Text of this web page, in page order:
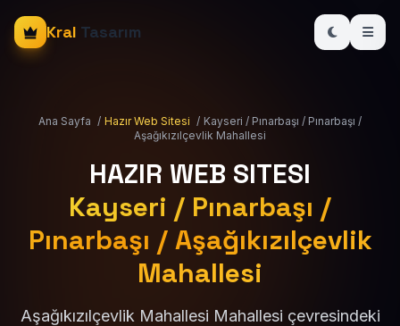
Kral Tasarım
Ana Sayfa / Hazır Web Sitesi / Kayseri / Pınarbaşı / Pınarbaşı /
Aşağıkızılçevlik Mahallesi
HAZIR WEB SITESI
Kayseri / Pınarbaşı /
Pınarbaşı / Aşağıkızılçevlik
Mahallesi
Aşağıkızılçevlik Mahallesi Mahallesi çevresindeki